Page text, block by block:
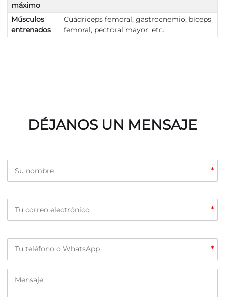
máximo
Músculos
entrenados
Cuádriceps femoral, gastrocnemio, bíceps
femoral, pectoral mayor, etc.
DÉJANOS UN MENSAJE
*
*
*